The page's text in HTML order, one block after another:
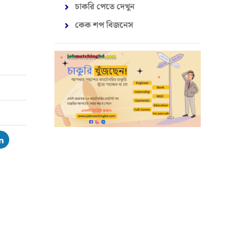
চাকরি পেতে দেখুন
কেক শপ বিজনেস